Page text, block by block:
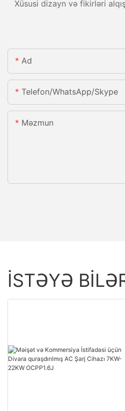
Xüsusi dizayn və fikirləri
Ad
Telefon/WhatsApp/Skype
Məzmun
İSTƏYƏ